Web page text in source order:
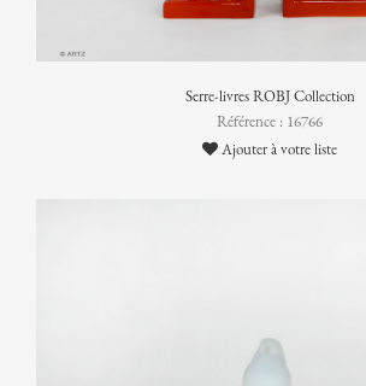
Serre-livres ROBJ Collection
Référence : 16766
Ajouter à votre liste